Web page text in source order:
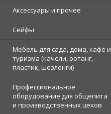
Аксессуары и прочее
Сейфы
Мебель для сада, дома, кафе и
туризма (качели, ротанг,
пластик, шезлонги)
Профессиональное
оборудование для общепита
и производственных цехов